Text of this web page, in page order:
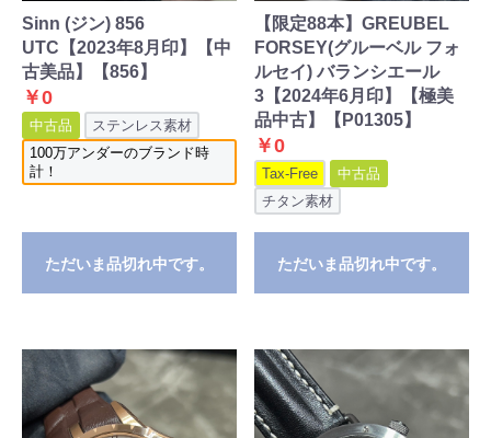
Sinn (ジン) 856
UTC【2023年8月印】【中
古美品】【856】
￥0
中古品
ステンレス素材
100万アンダーのブランド時
計！
ただいま品切れ中です。
【限定88本】GREUBEL
FORSEY(グルーベル フォ
ルセイ) バランシエール
3【2024年6月印】【極美
品中古】【P01305】
￥0
Tax-Free
中古品
チタン素材
ただいま品切れ中です。